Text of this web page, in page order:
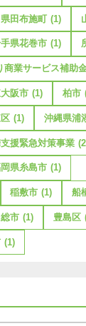
田布施町 (1)
県花巻市 (1)
商業サービス補助
阪市 (1) 柏市
(1) 沖縄県浦
援緊急対策事業
県糸島市 (1)
稲敷市 (1) 船
市 (1) 豊島区
(1)